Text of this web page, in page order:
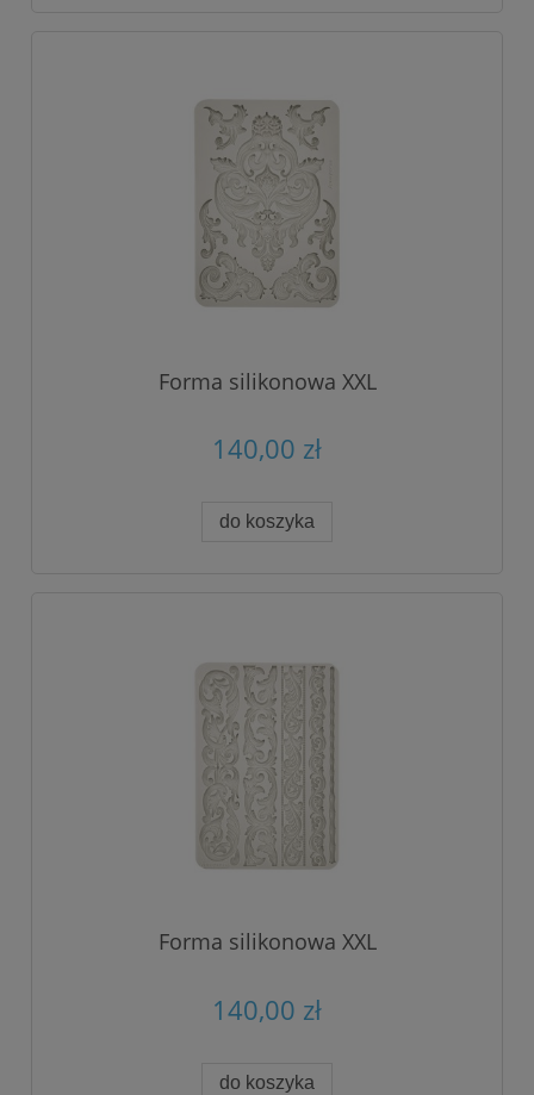
Forma silikonowa XXL
140,00 zł
do koszyka
Forma silikonowa XXL
140,00 zł
do koszyka